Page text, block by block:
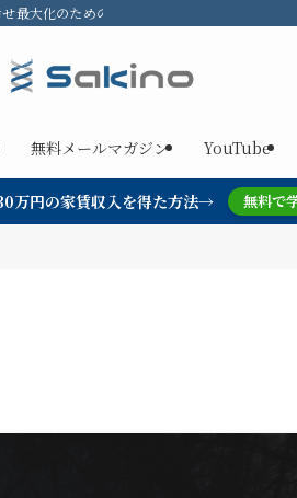
最大化のための不動産投資
無料メールマガジン YouTube
万円の家賃収入を得た方法→ 無料で